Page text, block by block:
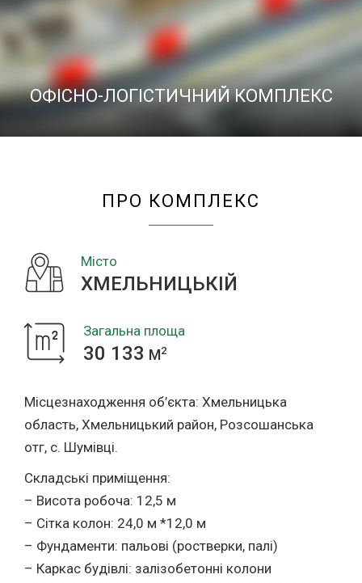
ОФІСНО-ЛОГІСТИЧНИЙ КОМПЛЕКС
ПРО КОМПЛЕКС
Місто
ХМЕЛЬНИЦЬКІЙ
Загальна площа
30 133 M2
Місцезнаходження об’єкта: Хмельницька
область, Хмельницький район, Розсошанська
отг, с. Шумівці.
Складські приміщення:
– Висота робоча: 12,5 м
– Сітка колон: 24,0 м *12,0 м
– Фундаменти: пальові (ростверки, палі)
– Каркас будівлі: залізобетонні колони